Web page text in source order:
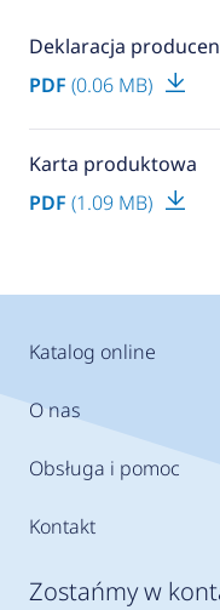
Deklaracja
PDF (0.06 MB)
Karta produktowa
PDF (1.09 MB)
Katalog online
O nas
Obsługa i pomoc
Kontakt
Zostańmy w